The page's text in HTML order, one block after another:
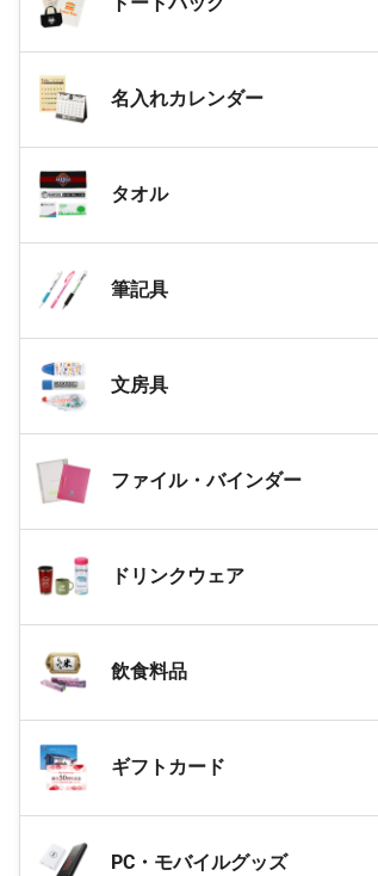
名入れカレンダー
タオル
筆記具
文房具
ファイル・バインダー
ドリンクウェア
飲食料品
ギフトカード
PC・モバイルグッズ